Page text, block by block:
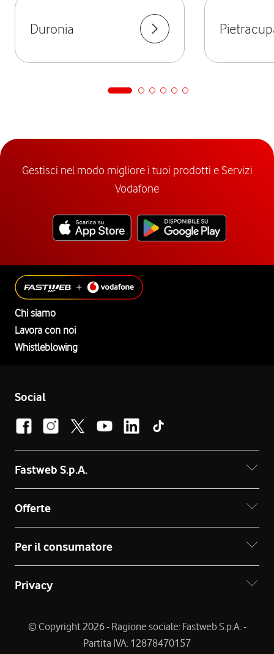
Duronia
Gestisci nel modo migliore i tuoi prodotti e Servizi
Vodafone
Chi siamo
Lavora con noi
Whistleblowing
Social
Fastweb S.p.A.
Offerte
Per il consumatore
Privacy
© Copyright 2026 - Ragione sociale: Fastweb S.p.A. -
Partita IVA: 12878470157